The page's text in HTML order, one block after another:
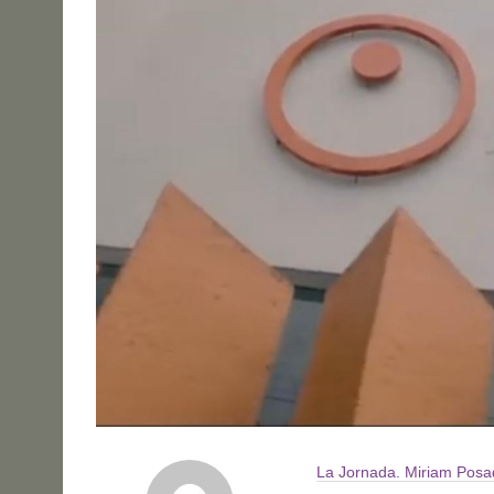
La Jornada. Miriam